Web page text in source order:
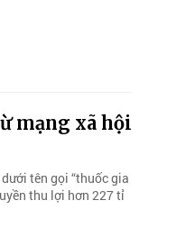
mạng xã hội
tên gọi “thuốc gia
thu lợi hơn 227 tỉ